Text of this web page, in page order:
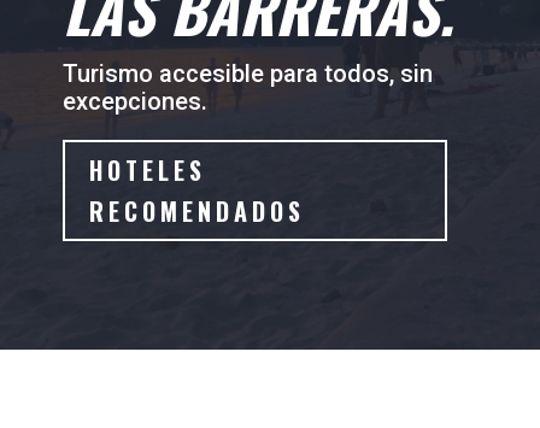
Turismo accesible para todos, sin
excepciones.
HOTELES
RECOMENDADOS